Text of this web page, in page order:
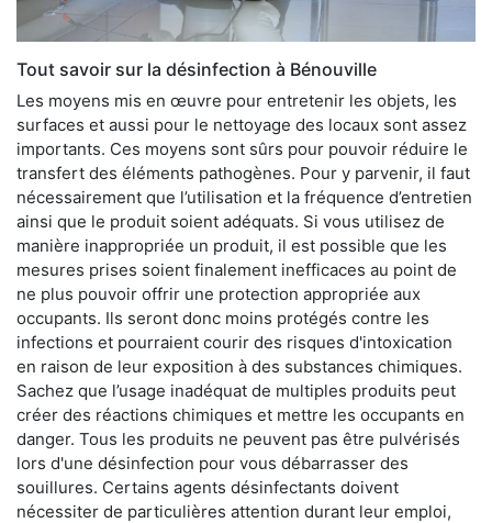
Tout savoir sur la désinfection à Bénouville
Les moyens mis en œuvre pour entretenir les objets, les
surfaces et aussi pour le nettoyage des locaux sont assez
importants. Ces moyens sont sûrs pour pouvoir réduire le
transfert des éléments pathogènes. Pour y parvenir, il faut
nécessairement que l’utilisation et la fréquence d’entretien
ainsi que le produit soient adéquats. Si vous utilisez de
manière inappropriée un produit, il est possible que les
mesures prises soient finalement inefficaces au point de
ne plus pouvoir offrir une protection appropriée aux
occupants. Ils seront donc moins protégés contre les
infections et pourraient courir des risques d'intoxication
en raison de leur exposition à des substances chimiques.
Sachez que l’usage inadéquat de multiples produits peut
créer des réactions chimiques et mettre les occupants en
danger. Tous les produits ne peuvent pas être pulvérisés
lors d'une désinfection pour vous débarrasser des
souillures. Certains agents désinfectants doivent
nécessiter de particulières attention durant leur emploi,